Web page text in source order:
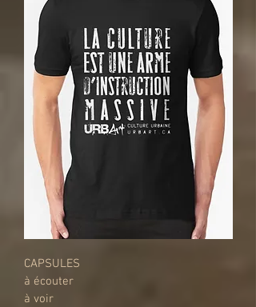
CAPSULES
à écouter
à voir